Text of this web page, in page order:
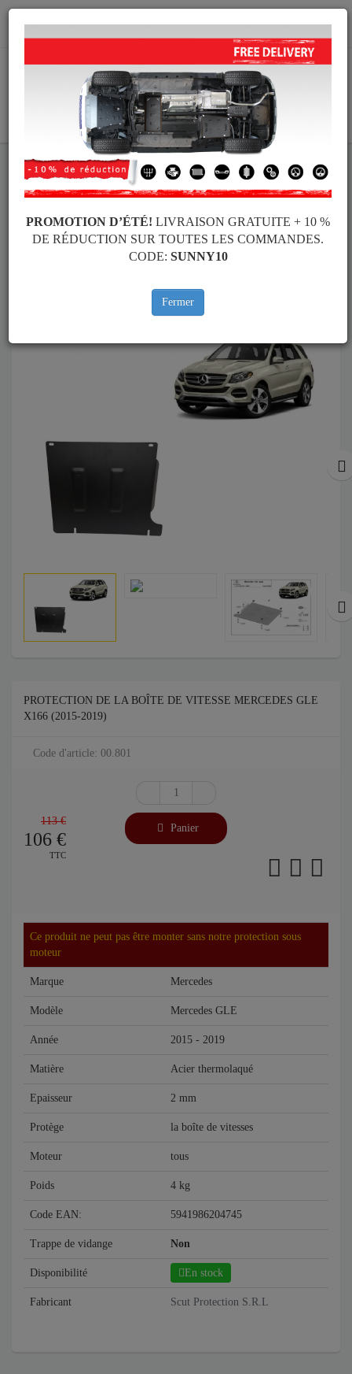
info@protectionsousmoteur.eu
Protection Sous Moteur Mercedes
Protection Sous Moteur Mercedes GLE
Marques
Marques
PROTECTION DE LA BOÎTE DE VITESSE MERCEDES GLE
X166 (2015-2019)
Code d'article: 00.801
113 €
106 €
TTC
Panier
Ce produit ne peut pas être monter sans notre protection sous
moteur
Marque Mercedes
Modèle Mercedes GLE
Année 2015 - 2019
Matière Acier thermolaqué
Epaisseur 2 mm
Protège la boîte de vitesses
Moteur tous
Poids 4 kg
Code EAN: 5941986204745
Trappe de vidange Non
Disponibilité En stock
Fabricant Scut Protection S.R.L
PROMOTION D’ÉTÉ! LIVRAISON GRATUITE + 10 %
DE RÉDUCTION SUR TOUTES LES COMMANDES.
CODE: SUNNY10
Fermer